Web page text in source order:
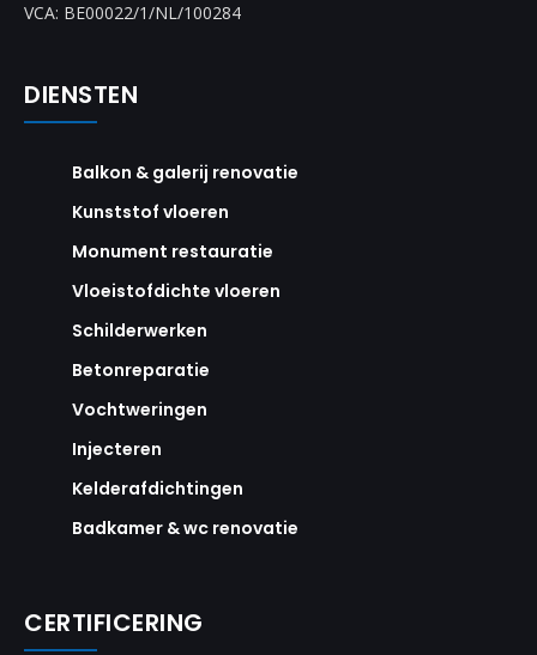
VCA: BE00022/1/NL/100284
DIENSTEN
Balkon & galerij renovatie
Kunststof vloeren
Monument restauratie
Vloeistofdichte vloeren
Schilderwerken
Betonreparatie
Vochtweringen
Injecteren
Kelderafdichtingen
Badkamer & wc renovatie
CERTIFICERING